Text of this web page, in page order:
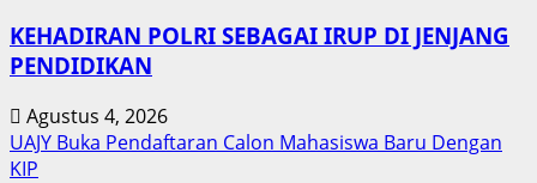
KEHADIRAN POLRI SEBAGAI IRUP DI JENJANG
PENDIDIKAN
Agustus 4, 2026
UAJY Buka Pendaftaran Calon Mahasiswa Baru Dengan
KIP